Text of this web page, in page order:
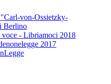
von-Ossietzky-
Berlino
voce - Libriamoci 2018
2017